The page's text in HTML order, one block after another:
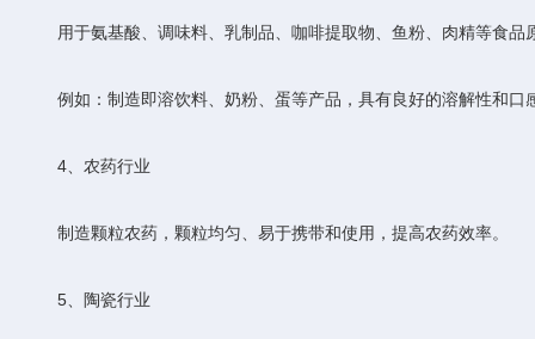
用于氨基酸、调味料、乳制品、咖啡提取物、鱼粉、肉精等食品
例如：制造即溶饮料、奶粉、蛋等产品，具有良好的溶解性和口
‌4、农药行业‌
制造颗粒农药，颗粒均匀、易于携带和使用，提高农药效率。
‌5、陶瓷行业‌